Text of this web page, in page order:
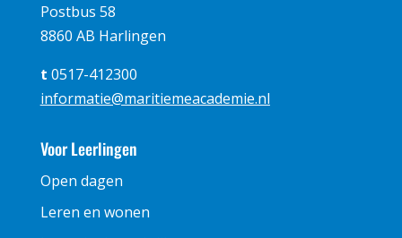
Postbus 58
8860 AB Harlingen
t 0517-412300
informatie@maritiemeacademie.nl
Voor Leerlingen
Open dagen
Leren en wonen